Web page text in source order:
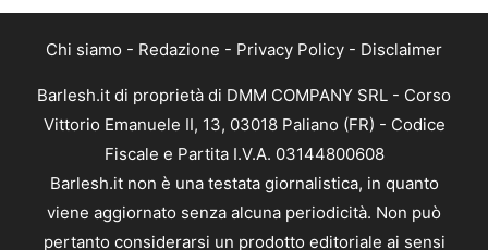
Chi siamo - Redazione - Privacy Policy - Disclaimer
Barlesh.it di proprietà di DMM COMPANY SRL - Corso
Vittorio Emanuele II, 13, 03018 Paliano (FR) - Codice
Fiscale e Partita I.V.A. 03144800608
Barlesh.it non è una testata giornalistica, in quanto
viene aggiornato senza alcuna periodicità. Non può
pertanto considerarsi un prodotto editoriale ai sensi